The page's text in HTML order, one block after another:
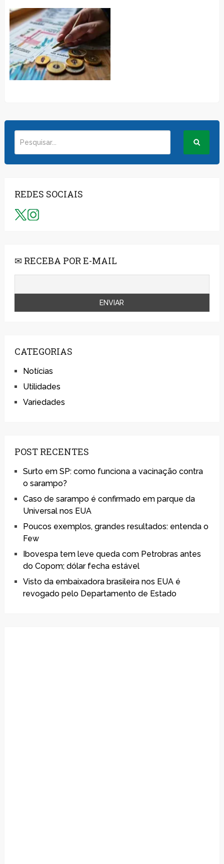
REDES SOCIAIS
✉ RECEBA POR E-MAIL
CATEGORIAS
Notícias
Utilidades
Variedades
POST RECENTES
Surto em SP: como funciona a vacinação contra
o sarampo?
Caso de sarampo é confirmado em parque da
Universal nos EUA
Poucos exemplos, grandes resultados: entenda o
Few
Ibovespa tem leve queda com Petrobras antes
do Copom; dólar fecha estável
Visto da embaixadora brasileira nos EUA é
revogado pelo Departamento de Estado